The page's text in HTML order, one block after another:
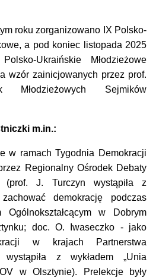
roku zorganizowano IX Polsko-
a pod koniec listopada 2025
Ukraińskie Młodzieżowe
wzór zainicjowanych przez prof.
Młodzieżowych Sejmików
m.in.:
w ramach Tygodnia Demokracji
Regionalny Ośrodek Debaty
(prof. J. Turczyn wystąpiła z
demokrację podczas
w Dobrym
doc. O. Iwaseczko - jako
w krajach Partnerstwa
z wykładem „Unia
w Olsztynie). Prelekcje były